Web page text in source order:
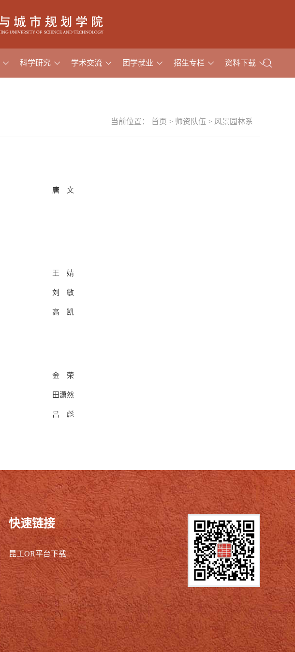
科学研究 学术交流 团学就业 招生专栏 资料下载
当前位置： 首页 > 师资队伍 > 风景园林系
唐 文
王 婧
刘 敏
高 凯
金 荣
田潇然
吕 彪
快速链接
昆工OR平台下载